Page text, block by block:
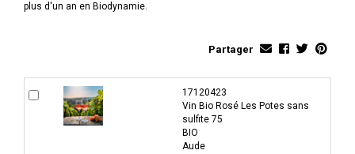
plus d'un an en Biodynamie.
Partager
17120423
Vin Bio Rosé Les Potes sans
sulfite 75
BIO
Aude